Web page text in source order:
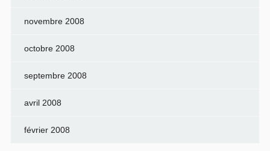
novembre 2008
octobre 2008
septembre 2008
avril 2008
février 2008